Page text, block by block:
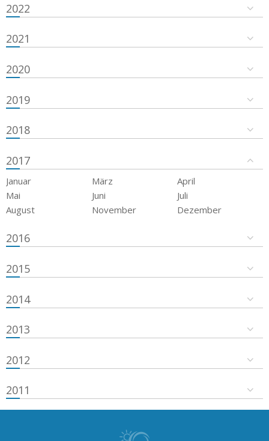
2022
2021
2020
2019
2018
2017
Januar März
April
Mai
Juni
Juli
August
November Dezember
2016
2015
2014
2013
2012
2011